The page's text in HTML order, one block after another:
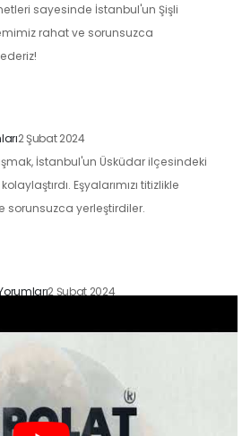
sayesinde İstanbul'un Şişli
rahat ve sorunsuzca
2 Şubat 2024
İstanbul'un Üsküdar ilçesindeki
Eşyalarımızı titizlikle
sorunsuzca yerleştirdiler.
2 Şubat 2024